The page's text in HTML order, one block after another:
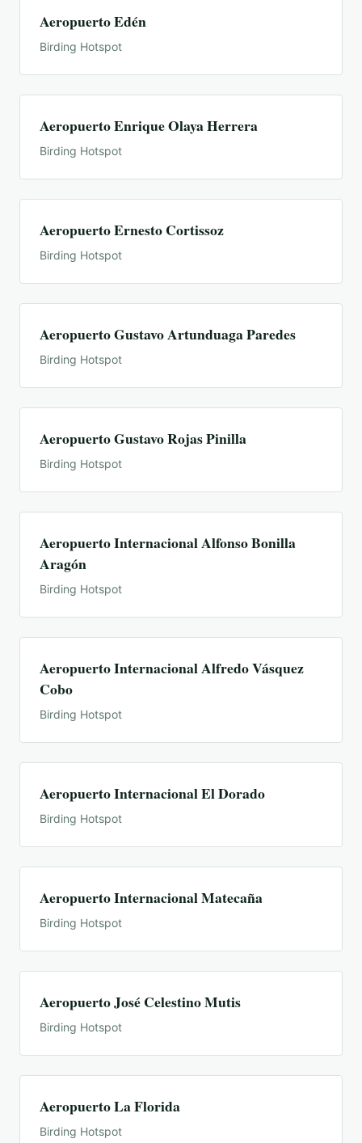
Aeropuerto Edén
Birding Hotspot
Aeropuerto Enrique Olaya Herrera
Birding Hotspot
Aeropuerto Ernesto Cortissoz
Birding Hotspot
Aeropuerto Gustavo Artunduaga Paredes
Birding Hotspot
Aeropuerto Gustavo Rojas Pinilla
Birding Hotspot
Aeropuerto Internacional Alfonso Bonilla
Aragón
Birding Hotspot
Aeropuerto Internacional Alfredo Vásquez
Cobo
Birding Hotspot
Aeropuerto Internacional El Dorado
Birding Hotspot
Aeropuerto Internacional Matecaña
Birding Hotspot
Aeropuerto José Celestino Mutis
Birding Hotspot
Aeropuerto La Florida
Birding Hotspot